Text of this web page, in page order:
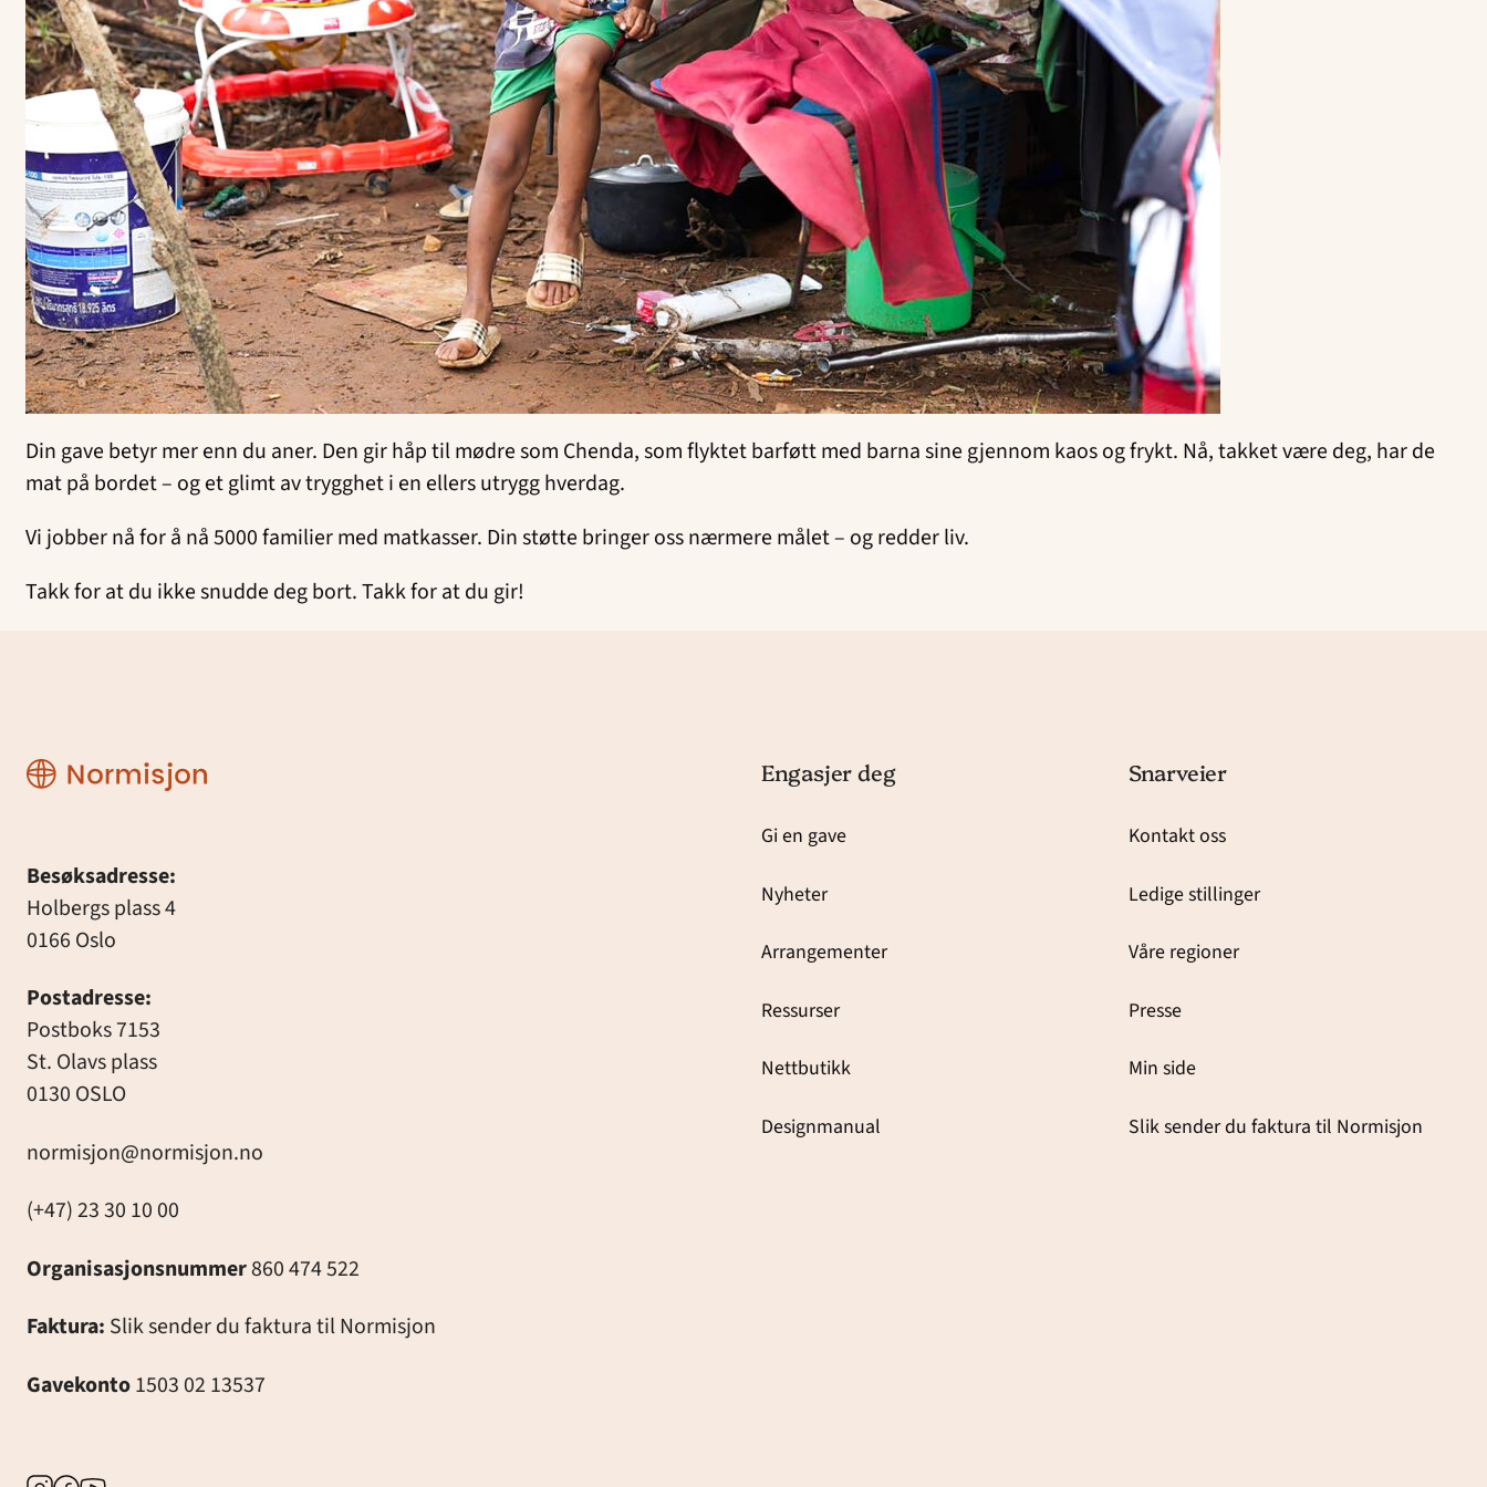
Din gave betyr mer enn du aner. Den gir håp til mødre som Chenda, som flyktet barføtt med barna sine gjennom kaos og frykt. Nå, takket være deg, har de
mat på bordet – og et glimt av trygghet i en ellers utrygg hverdag.
Vi jobber nå for å nå 5000 familier med matkasser. Din støtte bringer oss nærmere målet – og redder liv.
Takk for at du ikke snudde deg bort. Takk for at du gir!
Normisjon
Besøksadresse:
Holbergs plass 4
0166 Oslo
Postadresse:
Postboks 7153
St. Olavs plass
0130 OSLO
normisjon@normisjon.no
(+47) 23 30 10 00
Organisasjonsnummer860 474 522
Faktura: Slik sender du faktura til Normisjon
Gavekonto1503 02 13537
Engasjer deg
Gi en gave
Nyheter
Arrangementer
Ressurser
Nettbutikk
Designmanual
Snarveier
Kontakt oss
Ledige stillinger
Våre regioner
Presse
Min side
Slik sender du faktura til Normisjon